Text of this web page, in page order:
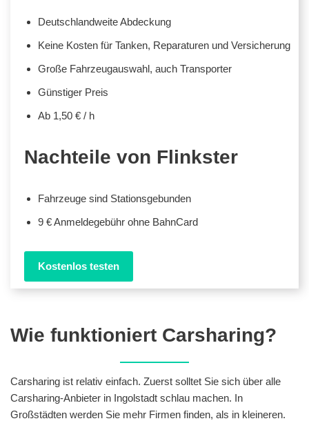
Deutschlandweite Abdeckung
Keine Kosten für Tanken, Reparaturen und Versicherung
Große Fahrzeugauswahl, auch Transporter
Günstiger Preis
Ab 1,50 € / h
Nachteile von Flinkster
Fahrzeuge sind Stationsgebunden
9 € Anmeldegebühr ohne BahnCard
Kostenlos testen
Wie funktioniert Carsharing?
Carsharing ist relativ einfach. Zuerst solltet Sie sich über alle
Carsharing-Anbieter in Ingolstadt schlau machen. In
Großstädten werden Sie mehr Firmen finden, als in kleineren.